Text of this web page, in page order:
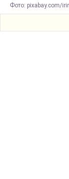
Фото: pixabay.com/